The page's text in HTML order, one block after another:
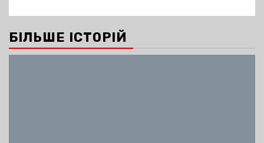
БІЛЬШЕ ІСТОРІЙ